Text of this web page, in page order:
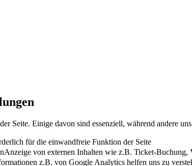
Seite. Einige davon sind essenziell, während andere
für die einwandfreie Funktion der Seite
Anzeige von externen Inhalten wie z.B. Ticket-Buchung,
z.B. von Google Analytics helfen uns zu